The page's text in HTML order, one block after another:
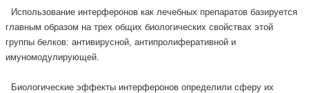
Использование интерферонов как лечебных препаратов базируется
главным образом на трех общих биологических свойствах этой
группы белков: антивирусной, антипролиферативной и
имуномодулирующей.
Биологические эффекты интерферонов определили сферу их